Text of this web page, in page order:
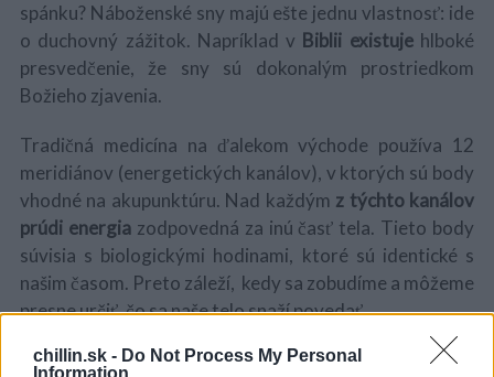
chillin.sk - Do Not Process My Personal
Information
spánku? Náboženské sny majú ešte jednu vlastnosť: ide
o duchovný zážitok. Napríklad v Biblii existujehlboké
presvedčenie, že sny sú dokonalým prostriedkom
Božieho zjavenia.
Tradičná medicína na ďalekom východe používa 12
meridiánov (energetických kanálov), v ktorých sú body
vhodné na akupunktúru. Nad každým z týchto kanálov
prúdi energiazodpovedná za inú časť tela. Tieto body
súvisia s biologickými hodinami, ktoré sú identické s
našim časom. Preto záleží, kedy sa zobudíme a môžeme
presne určiť, čo sa naše telo snaží povedať.
SOURCE:PIXABAY